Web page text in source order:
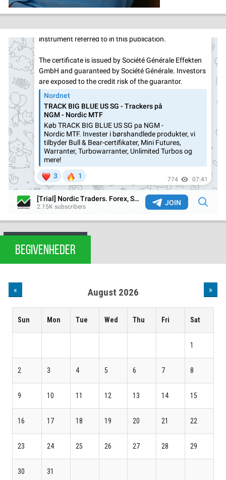
BEGIVENHEDER
« August 2026 »
Sun Mon Tue Wed Thu Fri Sat
1
2 3 4 5 6 7 8
9 10 11 12 13 14 15
16 17 18 19 20 21 22
23 24 25 26 27 28 29
30 31